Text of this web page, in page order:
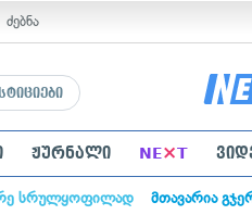
ძებნა
ჟურნალი NE×T
სრულყოფილად მთავარია